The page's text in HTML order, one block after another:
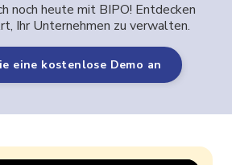
noch heute mit BIPO! Entdecken
Ihr Unternehmen zu verwalten.
eine kostenlose Demo an